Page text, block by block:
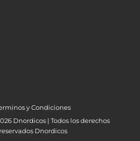
y Condiciones
Dnordicos | Todos los derechos
reservados Dnordicos